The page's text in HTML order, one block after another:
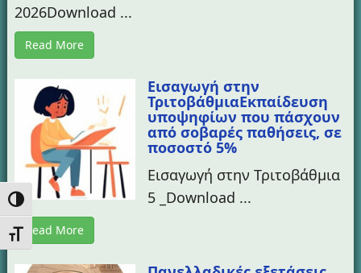
Εναλλαγή Υψηλής Αντίθεσης
Εναλλαγή Μεγέθους Γραμμάτων
2026Download ...
Read More
Εισαγωγή στην
ΤριτοβάθμιαΕκπαίδευση
υποψηφίων που πάσχουν
από σοβαρές παθήσεις, σε
ποσοστό 5%
Εισαγωγή στην Τριτοβάθμια
5 _Download ...
Read More